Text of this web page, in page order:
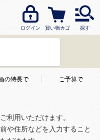
ログイン 買い物カゴ 探す
の特長で ご予算で
利用いただけます。
や住所などを入力すること